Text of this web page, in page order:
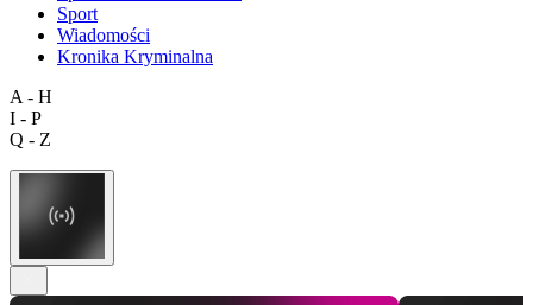
Sport
Wiadomości
Kronika Kryminalna
A - H
I - P
Q - Z